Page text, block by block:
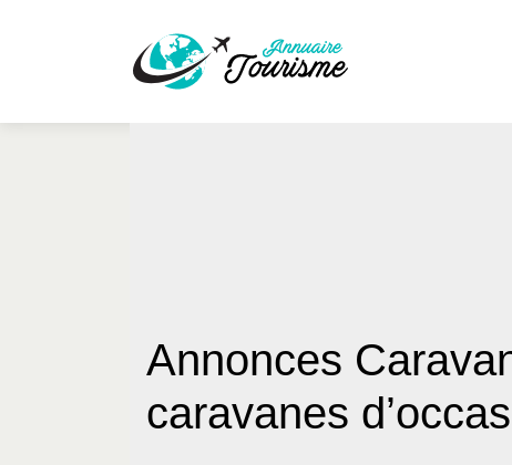
Annonces
caravanes